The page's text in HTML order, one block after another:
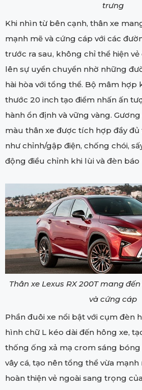
trưng
Khi nhìn từ bên cạnh, thân xe
mạnh mẽ và cứng cáp với các
trước ra sau, không chỉ thể hiện
lên sự uyển chuyển nhờ những
hài hòa với tổng thể. Bộ mâm
thước 20 inch tạo điểm nhấn ấn
hành ổn định và vững vàng.
màu thân xe được tích hợp đầy đủ
như chỉnh/gập điện, chống chói,
động điều chỉnh khi lùi và đèn báo
Thân xe Lexus RX 200T mang
và cứng cáp
Phần đuôi xe nổi bật với cụm đèn
hình chữ L kéo dài đến hông xe,
thống ống xả mạ crom sáng
vây cá, tạo nên tổng thể vừa mạnh
hoàn thiện vẻ ngoài sang trọng